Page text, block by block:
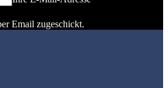
Email zugeschickt.